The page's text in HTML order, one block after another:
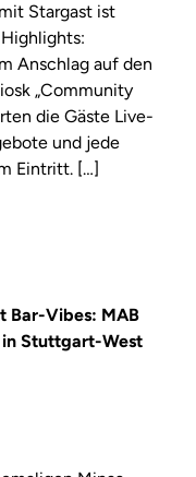
Stargast ist
Anschlag auf den
„Community
die Gäste Live-
und jede
Eintritt. […]
Bar-Vibes: MAB
Stuttgart-West